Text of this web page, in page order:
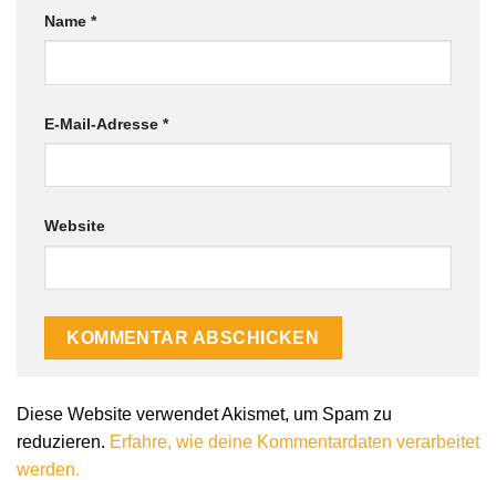
Name *
E-Mail-Adresse *
Website
Diese Website verwendet Akismet, um Spam zu
reduzieren. Erfahre, wie deine Kommentardaten verarbeitet
werden.